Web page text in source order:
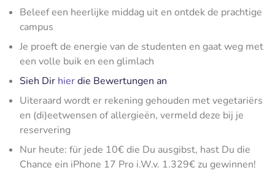
Beleef een heerlijke middag uit en ontdek de prachtige
campus
Je proeft de energie van de studenten en gaat weg met
een volle buik en een glimlach
Sieh Dir hierdie Bewertungen an
Uiteraard wordt er rekening gehouden met vegetariërs
en (di)eetwensen of allergieën, vermeld deze bij je
reservering
Nur heute: für jede 10€ die Du ausgibst, hast Du die
Chance ein iPhone 17 Pro i.W.v. 1.329€ zu gewinnen!